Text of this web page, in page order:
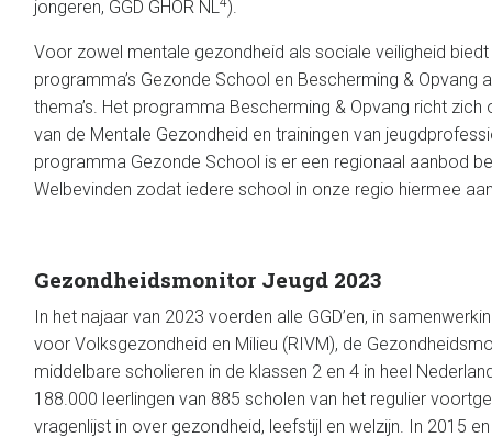
jongeren, GGD GHOR NL ).
Voor zowel mentale gezondheid als sociale veiligheid biedt
programma’s Gezonde School en Bescherming & Opvang
thema’s. Het programma Bescherming & Opvang richt
van de Mentale Gezondheid en trainingen van
programma Gezonde School is er een regionaal aanbod
Welbevinden zodat iedere school in onze regio hiermee
Gezondheidsmonitor Jeugd 2023
In het najaar van 2023 voerden alle GGD’en, in
voor Volksgezondheid en Milieu (RIVM), de
middelbare scholieren in de klassen 2 en 4 in heel
188.000 leerlingen van 885 scholen van het regulier
vragenlijst in over gezondheid, leefstijl en welzijn. In 2015